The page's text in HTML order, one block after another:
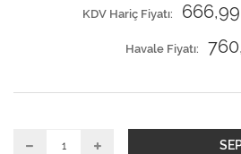
KDV Hariç Fiyatı 666,99
Havale Fiyatı